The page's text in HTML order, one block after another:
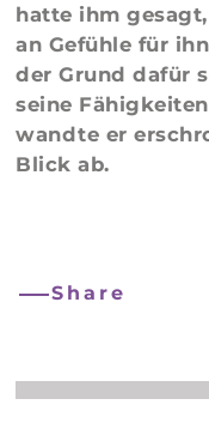
hatte ihm
an Gefühle für
der Grund dafür
seine
wandte er
Blick ab.
Share